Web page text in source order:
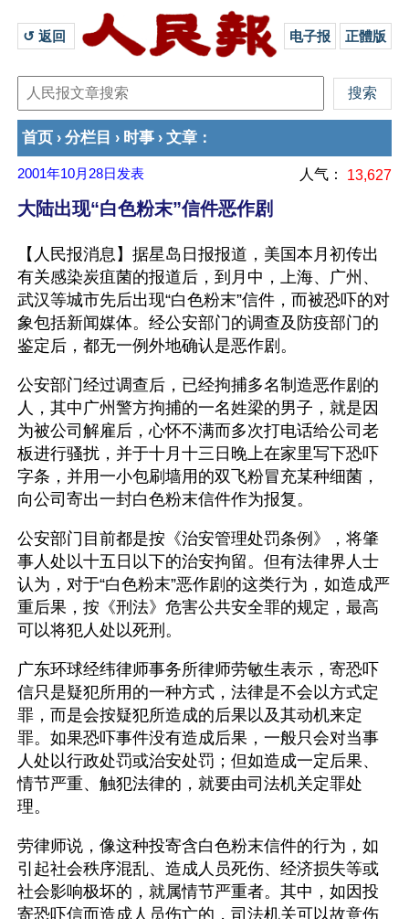
↺ 返回 电子报 正體版
首页 › 分栏目 › 时事 › 文章 ：
2001年10月28日 发表 人气： 13,627
大陆出现“白色粉末”信件恶作剧
【人民报消息】据星岛日报报道，美国本月初传出
有关感染炭疽菌的报道后，到月中，上海、广州、
武汉等城市先后出现“白色粉末”信件，而被恐吓的对
象包括新闻媒体。经公安部门的调查及防疫部门的
鉴定后，都无一例外地确认是恶作剧。
公安部门经过调查后，已经拘捕多名制造恶作剧的
人，其中广州警方拘捕的一名姓梁的男子，就是因
为被公司解雇后，心怀不满而多次打电话给公司老
板进行骚扰，并于十月十三日晚上在家里写下恐吓
字条，并用一小包刷墙用的双飞粉冒充某种细菌，
向公司寄出一封白色粉末信件作为报复。
公安部门目前都是按《治安管理处罚条例》，将肇
事人处以十五日以下的治安拘留。但有法律界人士
认为，对于“白色粉末”恶作剧的这类行为，如造成严
重后果，按《刑法》危害公共安全罪的规定，最高
可以将犯人处以死刑。
广东环球经纬律师事务所律师劳敏生表示，寄恐吓
信只是疑犯所用的一种方式，法律是不会以方式定
罪，而是会按疑犯所造成的后果以及其动机来定
罪。如果恐吓事件没有造成后果，一般只会对当事
人处以行政处罚或治安处罚；但如造成一定后果、
情节严重、触犯法律的，就要由司法机关定罪处
理。
劳律师说，像这种投寄含白色粉末信件的行为，如
引起社会秩序混乱、造成人员死伤、经济损失等或
社会影响极坏的，就属情节严重者。其中，如因投
寄恐吓信而造成人员伤亡的，司法机关可以故意伤